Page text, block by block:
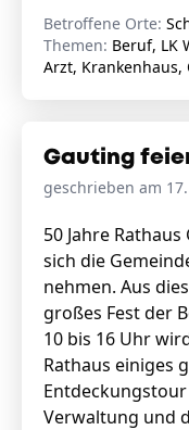
Betroffene Orte:
Themen: Beruf, LK
Arzt, Krankenhaus,
Gauting
geschrieben am
50 Jahre
sich die
nehmen. Aus
großes Fest der
10 bis 16 Uhr
Rathaus einiges
Verwaltung und